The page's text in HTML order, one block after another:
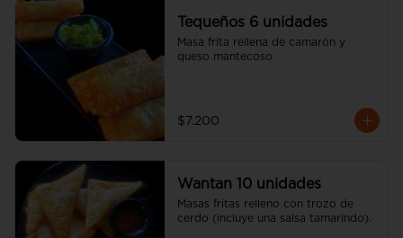
Tequeños 6 unidades
Masa frita rellena de camarón y
queso mantecoso
$7.200
Wantan 10 unidades
Masas fritas relleno con trozo de
cerdo (incluye una salsa tamarindo).